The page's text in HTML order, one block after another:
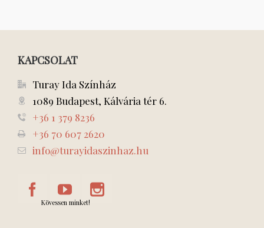
KAPCSOLAT
Turay Ida Színház
1089 Budapest, Kálvária tér 6.
+36 1 379 8236
+36 70 607 2620
info@turayidaszinhaz.hu
Kövessen minket!